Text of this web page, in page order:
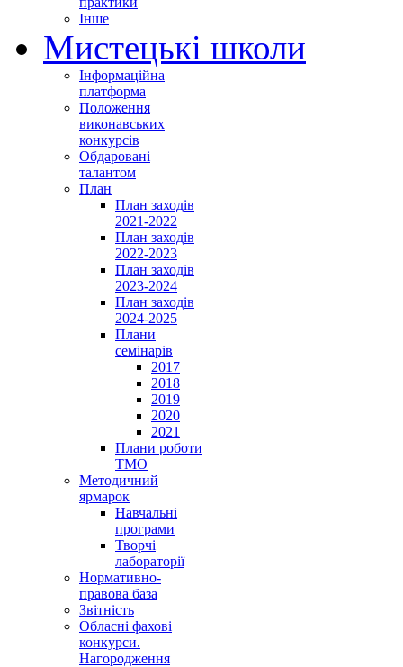
Інше
Мистецькі школи
Інформаційна
платформа
Положення
виконавських
конкурсів
Обдаровані
талантом
План
План заходів
2021-2022
План заходів
2022-2023
План заходів
2023-2024
План заходів
2024-2025
Плани
семінарів
2017
2018
2019
2020
2021
Плани роботи
ТМО
Методичний
ярмарок
Навчальні
програми
Творчі
лабораторії
Нормативно-
правова база
Звітність
Обласні фахові
конкурси.
Нагородження